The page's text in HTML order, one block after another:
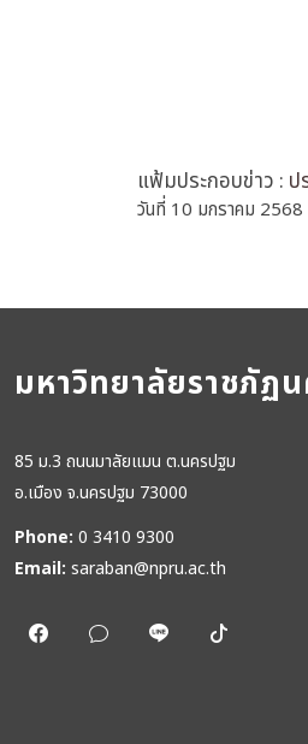
แฟ้มประกอบข่าว : ป
วันที่ 10 มกราคม 2568
มหาวิทยาลัยราชภัฏ
85 ม.3 ถนนมาลัยแมน ต.นครปฐม
อ.เมือง จ.นครปฐม 73000
Phone: 0 3410 9300
Email: saraban@npru.ac.th